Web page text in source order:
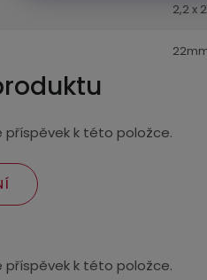
2,2 x
příspěvek k této položce.
příspěvek k této položce.